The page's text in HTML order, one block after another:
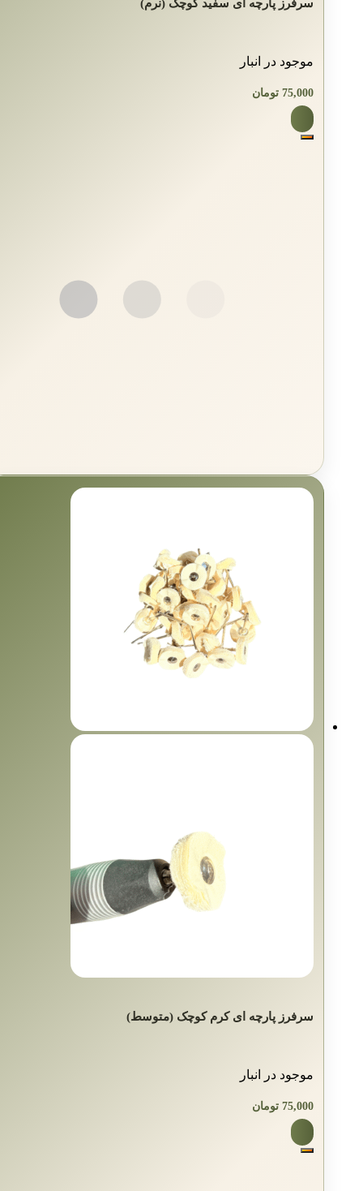
سرفرز پارچه ای سفید کوچک (نرم)
موجود در انبار
75,000 تومان
سرفرز پارچه ای کرم کوچک (متوسط)
موجود در انبار
75,000 تومان